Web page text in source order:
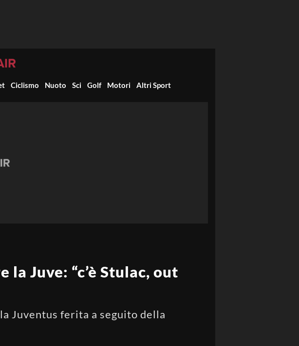
Ciclismo Nuoto Sci Golf Motori Altri Sport
Juve: “c’è Stulac, out
Juventus ferita a seguito della